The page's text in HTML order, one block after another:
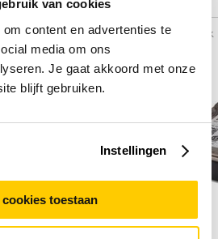
van cookies
content en advertenties te
media om ons
Je gaat akkoord met onze
blijft gebruiken.
Instellingen
toestaan
Vergelijk